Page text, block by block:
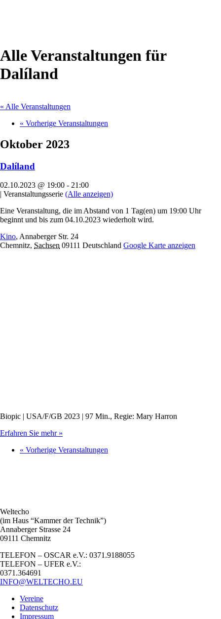
Alle Veranstaltungen für
Dalíland
« Alle Veranstaltungen
« Vorherige Veranstaltungen
Oktober 2023
Dalíland
02.10.2023 @ 19:00 - 21:00
| Veranstaltungsserie (Alle anzeigen)
Eine Veranstaltung, die im Abstand von 1 Tag(en) um 19:00 Uhr
beginnt und bis zum 04.10.2023 wiederholt wird.
Kino, Annaberger Str. 24
Chemnitz, Sachsen 09111 Deutschland Google Karte anzeigen
Biopic | USA/F/GB 2023 | 97 Min., Regie: Mary Harron
Erfahren Sie mehr »
« Vorherige Veranstaltungen
Weltecho
(im Haus “Kammer der Technik”)
Annaberger Strasse 24
09111 Chemnitz
TELEFON – OSCAR e.V.: 0371.9188055
TELEFON – UFER e.V.:
0371.364691
INFO@WELTECHO.EU
Vereine
Datenschutz
Impressum